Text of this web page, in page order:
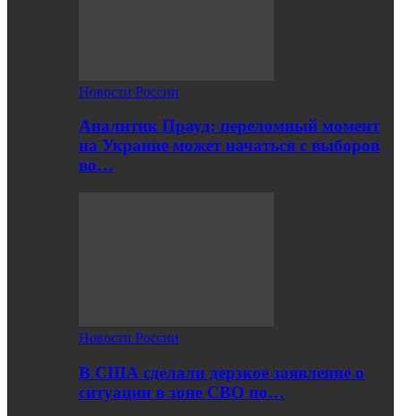
Новости России
Аналитик Прауд: переломный момент
на Украине может начаться с выборов
во…
Новости России
В США сделали дерзкое заявление о
ситуации в зоне СВО по…